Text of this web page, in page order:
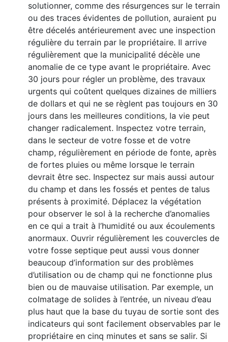
solutionner, comme des résurgences sur le terrain
ou des traces évidentes de pollution, auraient pu
être décelés antérieurement avec une inspection
régulière du terrain par le propriétaire. Il arrive
régulièrement que la municipalité décèle une
anomalie de ce type avant le propriétaire. Avec
30 jours pour régler un problème, des travaux
urgents qui coûtent quelques dizaines de milliers
de dollars et qui ne se règlent pas toujours en 30
jours dans les meilleures conditions, la vie peut
changer radicalement. Inspectez votre terrain,
dans le secteur de votre fosse et de votre
champ, régulièrement en période de fonte, après
de fortes pluies ou même lorsque le terrain
devrait être sec. Inspectez sur mais aussi autour
du champ et dans les fossés et pentes de talus
présents à proximité. Déplacez la végétation
pour observer le sol à la recherche d’anomalies
en ce qui a trait à l’humidité ou aux écoulements
anormaux. Ouvrir régulièrement les couvercles de
votre fosse septique peut aussi vous donner
beaucoup d’information sur des problèmes
d’utilisation ou de champ qui ne fonctionne plus
bien ou de mauvaise utilisation. Par exemple, un
colmatage de solides à l’entrée, un niveau d’eau
plus haut que la base du tuyau de sortie sont des
indicateurs qui sont facilement observables par le
propriétaire en cinq minutes et sans se salir. Si